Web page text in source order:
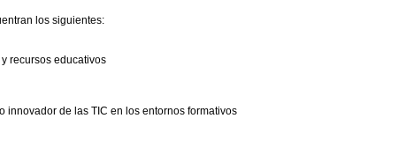
los siguientes:
y recursos educativos
innovador de las TIC en los entornos formativos